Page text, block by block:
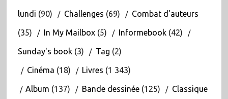
lundi (90) Challenges (69) Combat d'auteurs
(35) In My Mailbox(5) Informebook(42)
Sunday's book(3) Tag (2)
Cinéma (18) Livres (1 343)
Album (137) Bande dessinée(125) Classique